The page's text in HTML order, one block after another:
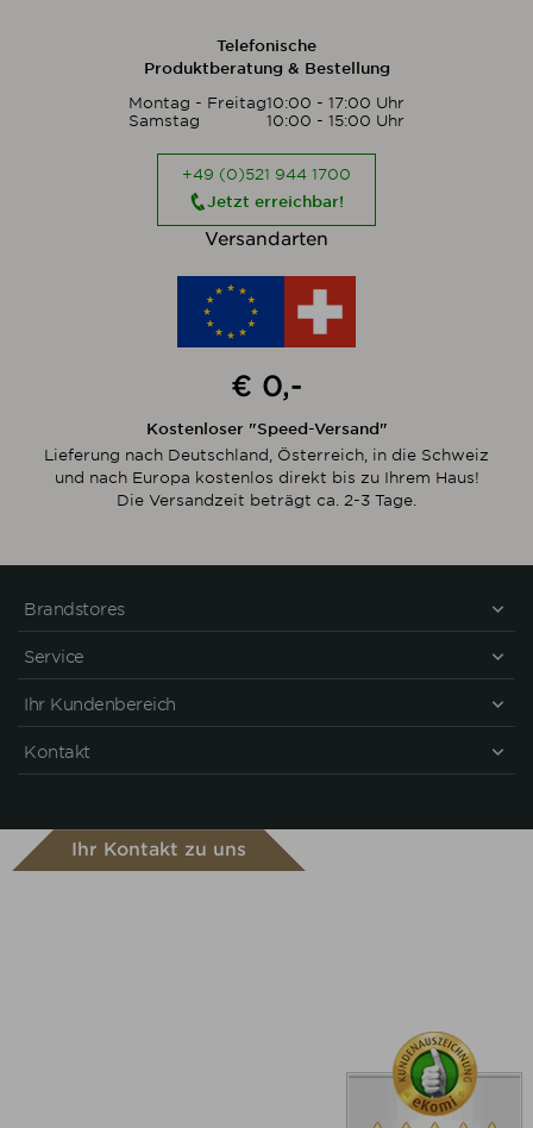
Telefonische
Produktberatung & Bestellung
Montag - Freitag10:00 - 17:00 Uhr
Samstag
10:00 - 15:00 Uhr
+49 (0)521 944 1700
Jetzt erreichbar!
Versandarten
€ 0,-
Kostenloser "Speed-Versand"
Lieferung nach Deutschland, Österreich, in die Schweiz
und nach Europa kostenlos direkt bis zu Ihrem Haus!
Die Versandzeit beträgt ca. 2-3 Tage.
Brandstores
Service
Ihr Kundenbereich
Kontakt
Ihr Kontakt zu uns